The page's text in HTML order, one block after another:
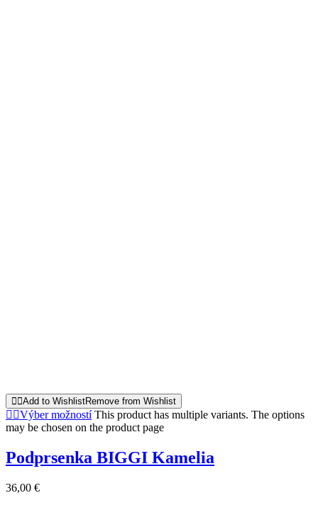
Add to WishlistRemove from Wishlist
Výber možností This product has multiple variants. The options
may be chosen on the product page
Podprsenka BIGGI Kamelia
36,00 €